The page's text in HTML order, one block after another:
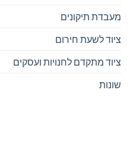
מעבדת תיקונים
ציוד לשעת חירום
ציוד מתקדם לחנויות ועסקים
שונות